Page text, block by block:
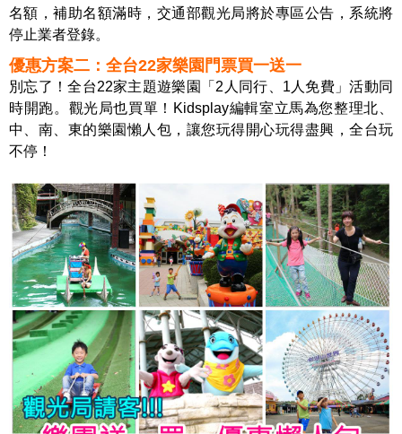
名額，補助名額滿時，交通部觀光局將於專區公告，系統將
停止業者登錄。
優惠方案二：全台22家樂園門票買一送一
別忘了！全台22家主題遊樂園「2人同行、1人免費」活動同
時開跑。觀光局也買單！Kidsplay編輯室立馬為您整理北、
中、南、東的樂園懶人包，讓您玩得開心玩得盡興，全台玩
不停！